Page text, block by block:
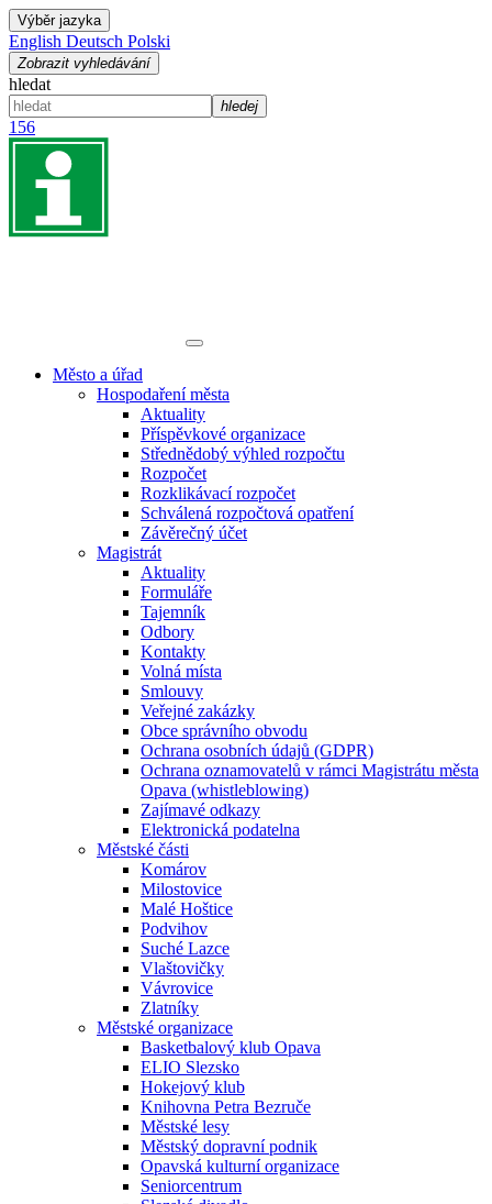
Výběr jazyka
English Deutsch Polski
Zobrazit vyhledávání
hledat
hledej
156
Město a úřad
Hospodaření města
Aktuality
Příspěvkové organizace
Střednědobý výhled rozpočtu
Rozpočet
Rozklikávací rozpočet
Schválená rozpočtová opatření
Závěrečný účet
Magistrát
Aktuality
Formuláře
Tajemník
Odbory
Kontakty
Volná místa
Smlouvy
Veřejné zakázky
Obce správního obvodu
Ochrana osobních údajů (GDPR)
Ochrana oznamovatelů v rámci Magistrátu města
Opava (whistleblowing)
Zajímavé odkazy
Elektronická podatelna
Městské části
Komárov
Milostovice
Malé Hoštice
Podvihov
Suché Lazce
Vlaštovičky
Vávrovice
Zlatníky
Městské organizace
Basketbalový klub Opava
ELIO Slezsko
Hokejový klub
Knihovna Petra Bezruče
Městské lesy
Městský dopravní podnik
Opavská kulturní organizace
Seniorcentrum